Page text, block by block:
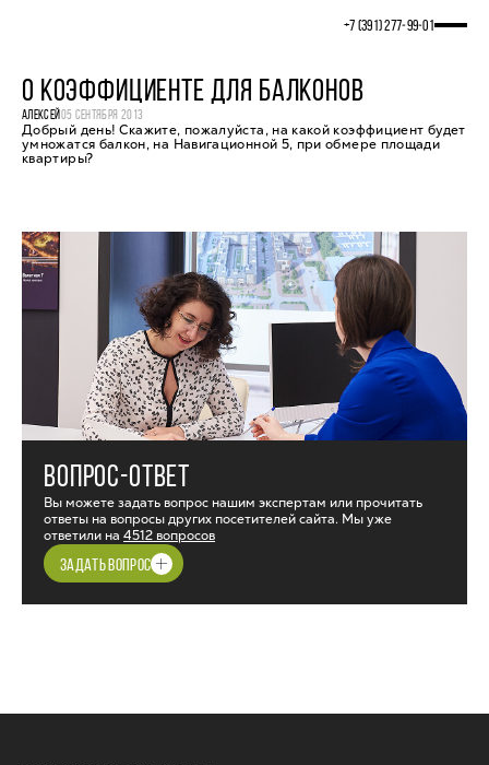
+7 (391) 277‒99‒01
О КОЭФФИЦИЕНТЕ ДЛЯ БАЛКОНОВ
АЛЕКСЕЙ05 СЕНТЯБРЯ 2013
Добрый день! Скажите, пожалуйста, на какой коэффициент будет
умножатся балкон, на Навигационной 5, при обмере площади
квартиры?
ВОПРОС-ОТВЕТ
Вы можете задать вопрос нашим экспертам или прочитать
ответы на вопросы других посетителей сайта. Мы уже
ответили на 4512 вопросов
ЗАДАТЬ ВОПРОС